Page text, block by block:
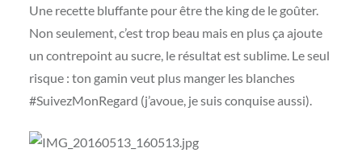
Une recette bluffante pour être the king de le goûter.
Non seulement, c’est trop beau mais en plus ça ajoute
un contrepoint au sucre, le résultat est sublime. Le seul
risque : ton gamin veut plus manger les blanches
#SuivezMonRegard (j’avoue, je suis conquise aussi).